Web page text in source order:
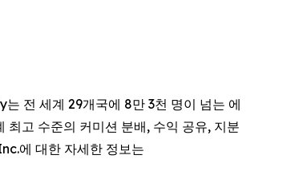
전 세계 29개국에 8만 3천 명이 넘는 에
고 수준의 커미션 분배, 수익 공유, 지분
에 대한 자세한 정보는